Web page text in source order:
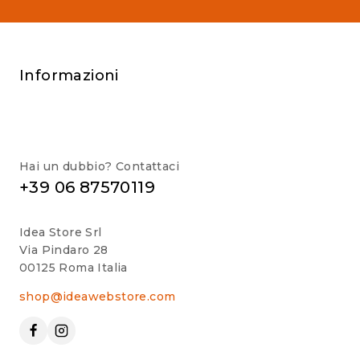
Informazioni
Hai un dubbio? Contattaci
+39 06 87570119
Idea Store Srl
Via Pindaro 28
00125 Roma Italia
shop@ideawebstore.com